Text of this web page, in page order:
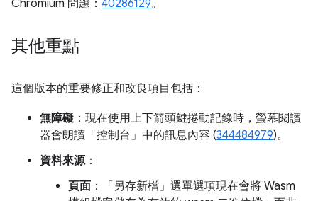
Chromium 問題： 40286129。
其他重點
這個版本的重要修正和改良項目包括：
無障礙 ：現在使用上下箭頭鍵捲動記錄時，螢幕閱讀
器會朗讀「控制台」 中的訊息內容 (344484979)。
資料來源：
頁面 ：「另存新檔」 選單選項現在會將 Wasm